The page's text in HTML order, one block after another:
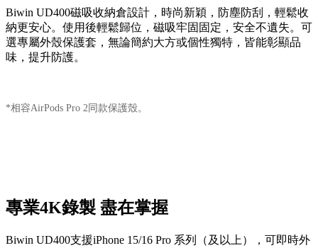
Biwin UD400磁吸收納倉設計，時尚新穎，防塵防刮，輕鬆收
納更安心。使用後輕鬆歸位，磁吸牢固固定，安全不遺失。可
選專屬外殼保護套，無論簡約大方或個性獨特，皆能彰顯品
味，提升防護。
*相容AirPods Pro 2同款保護殼。
專業4K錄製 盡在掌握
Biwin UD400支援iPhone 15/16 Pro 系列（及以上），可即時外